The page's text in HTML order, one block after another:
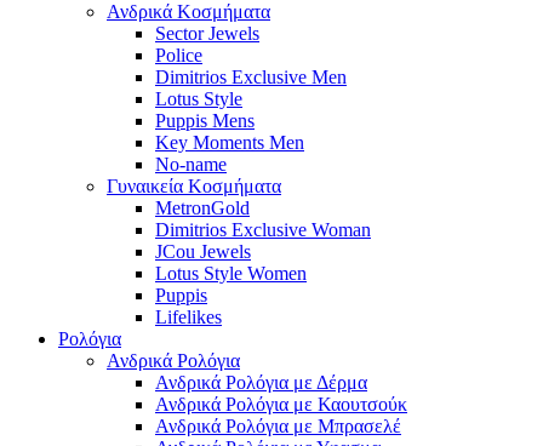
Ανδρικά Κοσμήματα
Sector Jewels
Police
Dimitrios Exclusive Men
Lotus Style
Puppis Mens
Key Moments Men
No-name
Γυναικεία Κοσμήματα
MetronGold
Dimitrios Exclusive Woman
JCou Jewels
Lotus Style Women
Puppis
Lifelikes
Ρολόγια
Ανδρικά Ρολόγια
Ανδρικά Ρολόγια με Δέρμα
Ανδρικά Ρολόγια με Καουτσούκ
Ανδρικά Ρολόγια με Μπρασελέ